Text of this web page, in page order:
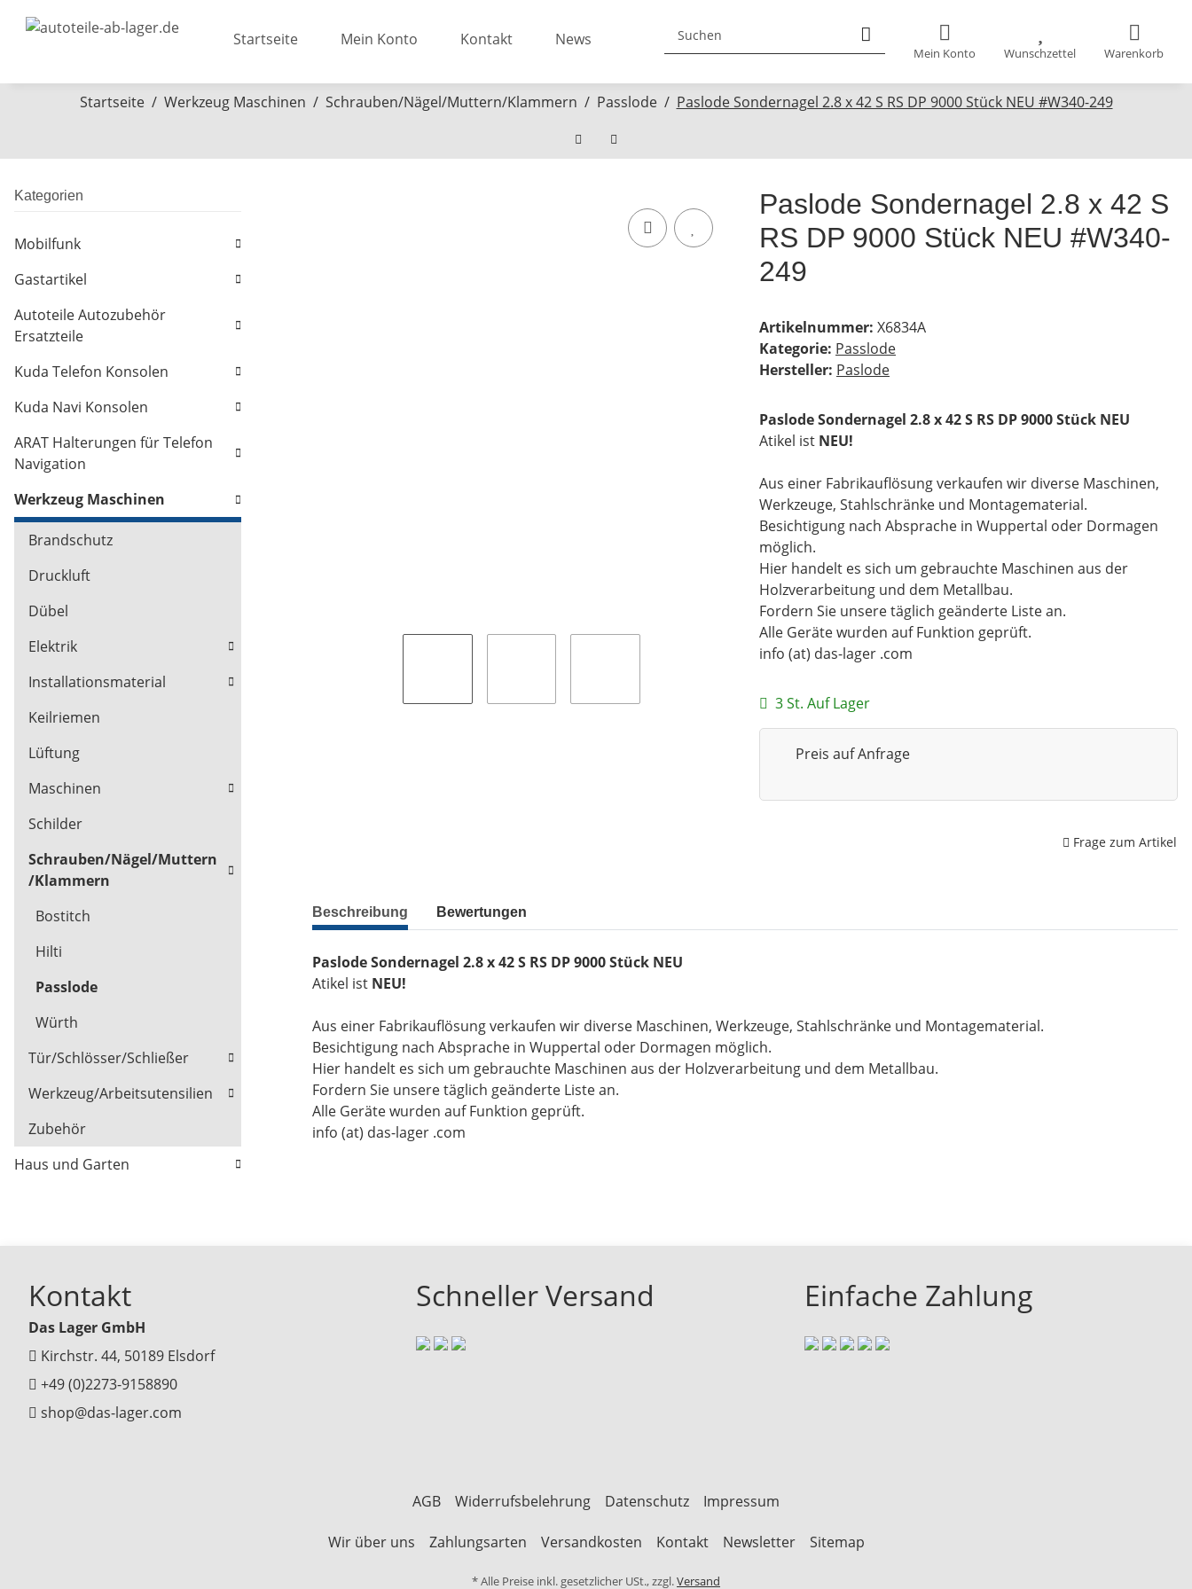
Mein Konto Wunschzettel Warenkorb
Startseite Mein Konto Kontakt News
Startseite Werkzeug Maschinen Schrauben/Nägel/Muttern/Klammern Passlode Paslode Sondernagel 2.8 x 42 S RS DP 9000 Stück NEU #W340-249
Paslode Sondernagel 2.8 x 42 S
RS DP 9000 Stück NEU #W340-
249
Artikelnummer: X6834A
Kategorie: Passlode
Hersteller: Paslode
Paslode Sondernagel 2.8 x 42 S RS DP 9000 Stück NEU
Atikel ist NEU!
Aus einer Fabrikauflösung verkaufen wir diverse Maschinen,
Werkzeuge, Stahlschränke und Montagematerial.
Besichtigung nach Absprache in Wuppertal oder Dormagen
möglich.
Hier handelt es sich um gebrauchte Maschinen aus der
Holzverarbeitung und dem Metallbau.
Fordern Sie unsere täglich geänderte Liste an.
Alle Geräte wurden auf Funktion geprüft.
info (at) das-lager .com
3 St. Auf Lager
Preis auf Anfrage
Frage zum Artikel
Beschreibung Bewertungen
Paslode Sondernagel 2.8 x 42 S RS DP 9000 Stück NEU
Atikel ist NEU!
Aus einer Fabrikauflösung verkaufen wir diverse Maschinen, Werkzeuge, Stahlschränke und Montagematerial.
Besichtigung nach Absprache in Wuppertal oder Dormagen möglich.
Hier handelt es sich um gebrauchte Maschinen aus der Holzverarbeitung und dem Metallbau.
Fordern Sie unsere täglich geänderte Liste an.
Alle Geräte wurden auf Funktion geprüft.
info (at) das-lager .com
Kategorien
Mobilfunk
Gastartikel
Autoteile Autozubehör
Ersatzteile
Kuda Telefon Konsolen
Kuda Navi Konsolen
ARAT Halterungen für Telefon
Navigation
Werkzeug Maschinen
Brandschutz
Druckluft
Dübel
Elektrik
Installationsmaterial
Keilriemen
Lüftung
Maschinen
Schilder
Schrauben/Nägel/Muttern
/Klammern
Bostitch
Hilti
Passlode
Würth
Tür/Schlösser/Schließer
Werkzeug/Arbeitsutensilien
Zubehör
Haus und Garten
Kontakt
Das Lager GmbH
Kirchstr. 44, 50189 Elsdorf
+49 (0)2273-9158890
shop@das-lager.com
Schneller Versand Einfache Zahlung
AGB Widerrufsbelehrung Datenschutz Impressum
Wir über uns Zahlungsarten Versandkosten Kontakt Newsletter Sitemap
* Alle Preise inkl. gesetzlicher USt., zzgl.Versand